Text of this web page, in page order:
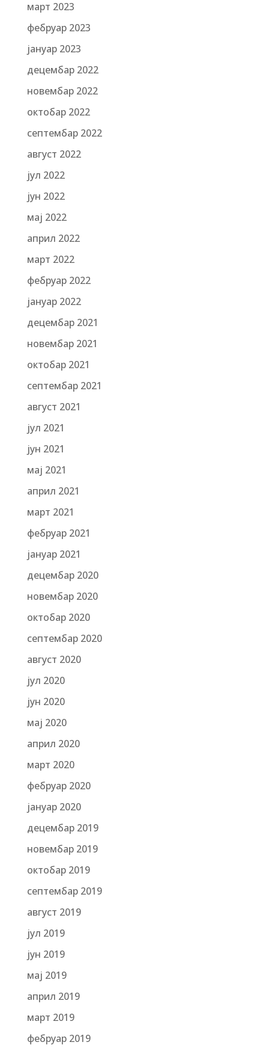
март 2023
фебруар 2023
јануар 2023
децембар 2022
новембар 2022
октобар 2022
септембар 2022
август 2022
јул 2022
јун 2022
мај 2022
април 2022
март 2022
фебруар 2022
јануар 2022
децембар 2021
новембар 2021
октобар 2021
септембар 2021
август 2021
јул 2021
јун 2021
мај 2021
април 2021
март 2021
фебруар 2021
јануар 2021
децембар 2020
новембар 2020
октобар 2020
септембар 2020
август 2020
јул 2020
јун 2020
мај 2020
април 2020
март 2020
фебруар 2020
јануар 2020
децембар 2019
новембар 2019
октобар 2019
септембар 2019
август 2019
јул 2019
јун 2019
мај 2019
април 2019
март 2019
фебруар 2019